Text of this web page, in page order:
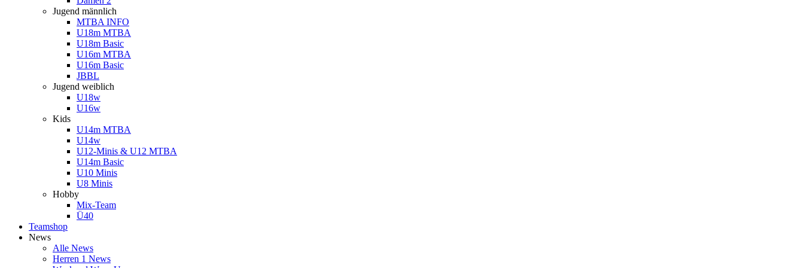
Jugend männlich
MTBA INFO
U18m MTBA
U18m Basic
U16m MTBA
U16m Basic
JBBL
Jugend weiblich
U18w
U16w
Kids
U14m MTBA
U14w
U12-Minis & U12 MTBA
U14m Basic
U10 Minis
U8 Minis
Hobby
Mix-Team
Ü40
Teamshop
News
Alle News
Herren 1 News